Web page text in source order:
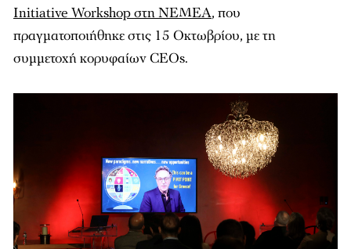
Initiative Workshop στη ΝΕΜΕΑ, που
πραγματοποιήθηκε στις 15 Οκτωβρίου, με τη
συμμετοχή κορυφαίων CEOs.